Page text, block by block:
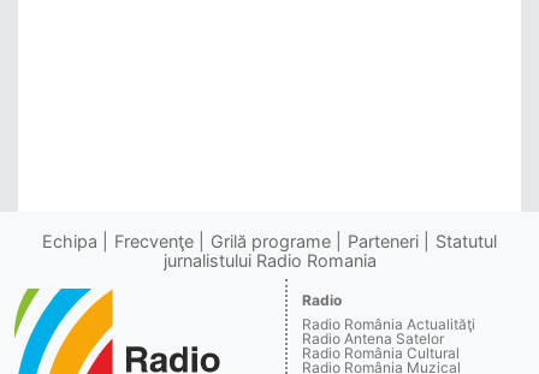
Echipa Frecvenţe Grilă programe Parteneri
Statutul
jurnalistului Radio Romania
Radio
Radio România Actualităţi
Radio Antena Satelor
Radio România Cultural
Radio România Muzical